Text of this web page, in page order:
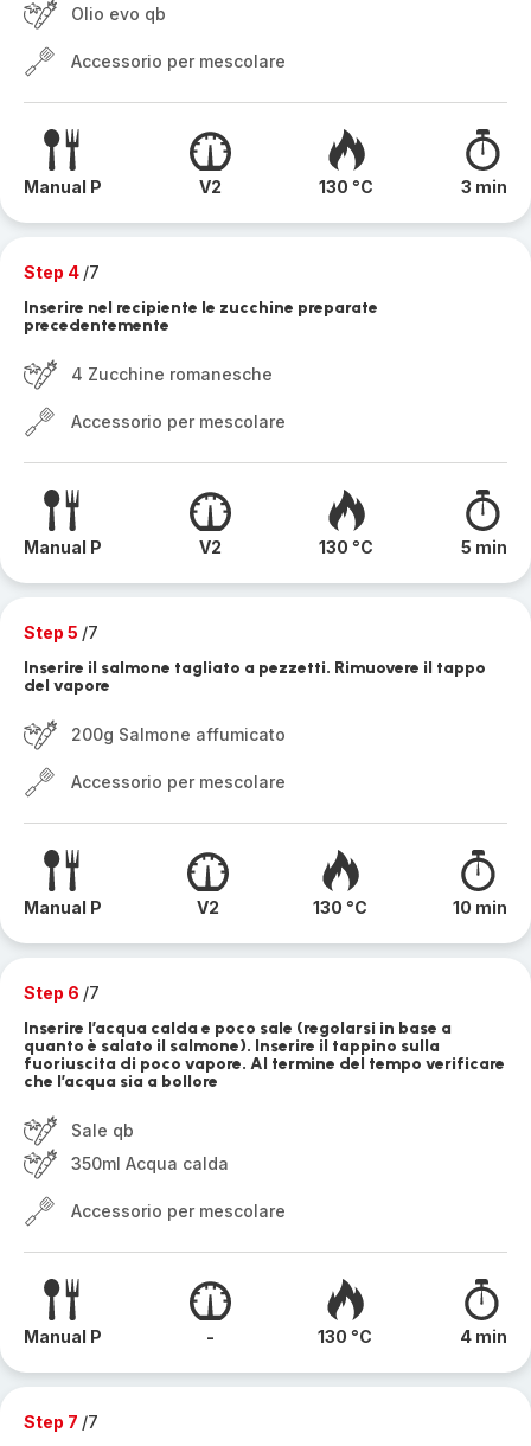
Olio evo qb
Accessorio per mescolare
Manual P V2 130 °C 3 min
Step 4 /7
Inserire nel recipiente le zucchine preparate
precedentemente
4 Zucchine romanesche
Accessorio per mescolare
Manual P V2 130 °C 5 min
Step 5 /7
Inserire il salmone tagliato a pezzetti. Rimuovere il tappo
del vapore
200g Salmone affumicato
Accessorio per mescolare
Manual P V2 130 °C 10 min
Step 6 /7
Inserire l’acqua calda e poco sale (regolarsi in base a
quanto è salato il salmone). Inserire il tappino sulla
fuoriuscita di poco vapore. Al termine del tempo verificare
che l’acqua sia a bollore
Sale qb
350ml Acqua calda
Accessorio per mescolare
Manual P - 130 °C 4 min
Step 7 /7